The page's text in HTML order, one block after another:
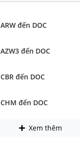
ARW đến DOC
AZW3 đến DOC
CBR đến DOC
CHM đến DOC
Xem thêm